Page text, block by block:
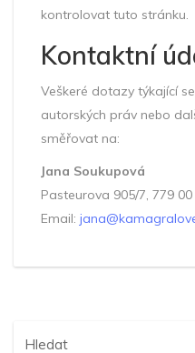
kontrolovat tuto stránku.
Kontaktní
Veškeré dotazy týkající
autorských práv nebo
směřovat na:
Jana Soukupová
Pasteurova 905/7, 779
Email: